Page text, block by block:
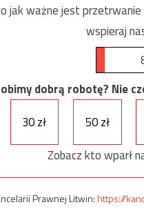
jak ważne jest
wspieraj
dobrą robotę? Nie
30 zł
50 zł
Zobacz kto wparł
Prawnej Litwin:https://